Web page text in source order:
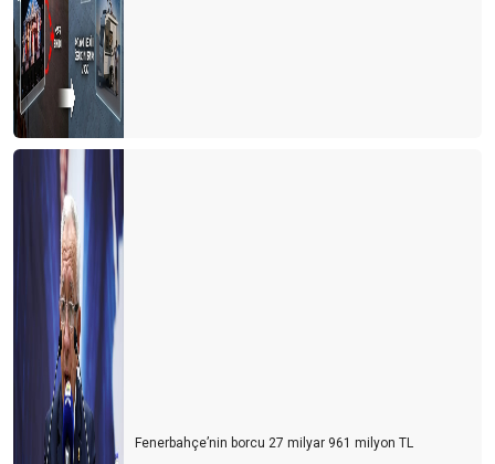
Fenerbahçe’nin borcu 27 milyar 961 milyon TL